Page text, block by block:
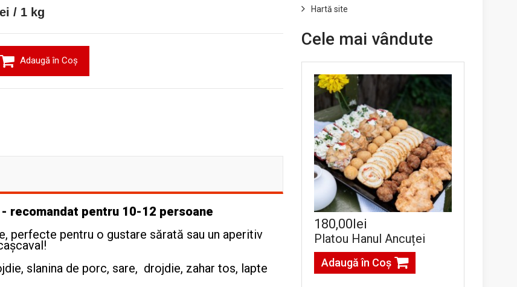
/ 1 kg
Adaugă în Coş
recomandat pentru 10-12 persoane
perfecte pentru o gustare sărată sau un aperitiv
slanina de porc, sare, drojdie, zahar tos, lapte
Hartă site
Cele mai vândute
180,00lei
Platou Hanul Ancuței
Adaugă în Coş